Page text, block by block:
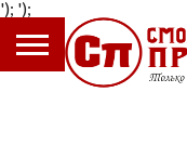
'); ');